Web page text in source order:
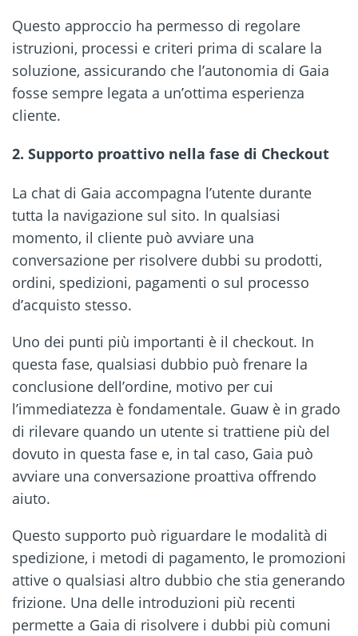
Questo approccio ha permesso di regolare
istruzioni, processi e criteri prima di scalare la
soluzione, assicurando che l’autonomia di Gaia
fosse sempre legata a un’ottima esperienza
cliente.
2. Supporto proattivo nella fase di Checkout
La chat di Gaia accompagna l’utente durante
tutta la navigazione sul sito. In qualsiasi
momento, il cliente può avviare una
conversazione per risolvere dubbi su prodotti,
ordini, spedizioni, pagamenti o sul processo
d’acquisto stesso.
Uno dei punti più importanti è il checkout. In
questa fase, qualsiasi dubbio può frenare la
conclusione dell’ordine, motivo per cui
l’immediatezza è fondamentale. Guaw è in grado
di rilevare quando un utente si trattiene più del
dovuto in questa fase e, in tal caso, Gaia può
avviare una conversazione proattiva offrendo
aiuto.
Questo supporto può riguardare le modalità di
spedizione, i metodi di pagamento, le promozioni
attive o qualsiasi altro dubbio che stia generando
frizione. Una delle introduzioni più recenti
permette a Gaia di risolvere i dubbi più comuni